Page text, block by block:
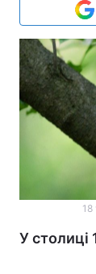
18
У столиці